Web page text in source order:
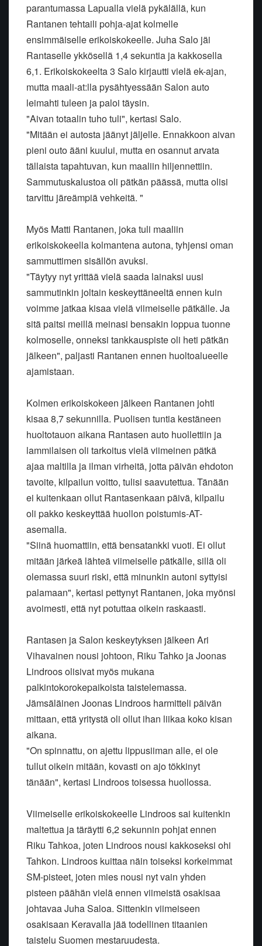
parantumassa Lapualla vielä pykälällä, kun
Rantanen tehtaili pohja-ajat kolmelle
ensimmäiselle erikoiskokeelle. Juha Salo jäi
Rantaselle ykkösellä 1,4 sekuntia ja kakkosella
6,1. Erikoiskokeelta 3 Salo kirjautti vielä ek-ajan,
mutta maali-at:lla pysähtyessään Salon auto
leimahti tuleen ja paloi täysin.
"Aivan totaalin tuho tuli", kertasi Salo.
"Mitään ei autosta jäänyt jäljelle. Ennakkoon aivan
pieni outo ääni kuului, mutta en osannut arvata
tällaista tapahtuvan, kun maaliin hiljennettiin.
Sammutuskalustoa oli pätkän päässä, mutta olisi
tarvittu järeämpiä vehkeitä. "
Myös Matti Rantanen, joka tuli maaliin
erikoiskokeella kolmantena autona, tyhjensi oman
sammuttimen sisällön avuksi.
"Täytyy nyt yrittää vielä saada lainaksi uusi
sammutinkin joltain keskeyttäneeltä ennen kuin
voimme jatkaa kisaa vielä viimeiselle pätkälle. Ja
sitä paitsi meillä meinasi bensakin loppua tuonne
kolmoselle, onneksi tankkauspiste oli heti pätkän
jälkeen", paljasti Rantanen ennen huoltoalueelle
ajamistaan.
Kolmen erikoiskokeen jälkeen Rantanen johti
kisaa 8,7 sekunnilla. Puolisen tuntia kestäneen
huoltotauon aikana Rantasen auto huollettiin ja
lammilaisen oli tarkoitus vielä viimeinen pätkä
ajaa maltilla ja ilman virheitä, jotta päivän ehdoton
tavoite, kilpailun voitto, tulisi saavutettua. Tänään
ei kuitenkaan ollut Rantasenkaan päivä, kilpailu
oli pakko keskeyttää huollon poistumis-AT-
asemalla.
"Siinä huomattiin, että bensatankki vuoti. Ei ollut
mitään järkeä lähteä viimeiselle pätkälle, sillä oli
olemassa suuri riski, että minunkin autoni syttyisi
palamaan", kertasi pettynyt Rantanen, joka myönsi
avoimesti, että nyt potuttaa oikein raskaasti.
Rantasen ja Salon keskeytyksen jälkeen Ari
Vihavainen nousi johtoon, Riku Tahko ja Joonas
Lindroos olisivat myös mukana
palkintokorokepaikoista taistelemassa.
Jämsäläinen Joonas Lindroos harmitteli päivän
mittaan, että yritystä oli ollut ihan liikaa koko kisan
aikana.
"On spinnattu, on ajettu lippusiiman alle, ei ole
tullut oikein mitään, kovasti on ajo tökkinyt
tänään", kertasi Lindroos toisessa huollossa.
Viimeiselle erikoiskokeelle Lindroos sai kuitenkin
maltettua ja täräytti 6,2 sekunnin pohjat ennen
Riku Tahkoa, joten Lindroos nousi kakkoseksi ohi
Tahkon. Lindroos kuittaa näin toiseksi korkeimmat
SM-pisteet, joten mies nousi nyt vain yhden
pisteen päähän vielä ennen viimeistä osakisaa
johtavaa Juha Saloa. Sittenkin viimeiseen
osakisaan Keravalla jää todellinen titaanien
taistelu Suomen mestaruudesta.